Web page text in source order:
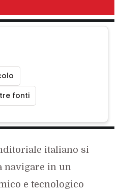
fonti
italiano si
navigare in un
e tecnologico